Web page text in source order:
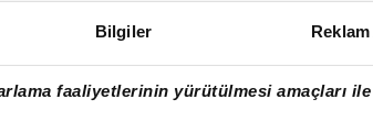
Bilgiler Reklam
faaliyetlerinin yürütülmesi amaçları ile